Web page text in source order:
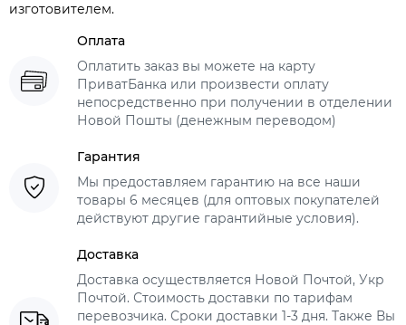
изготовителем.
Оплата
Оплатить заказ вы можете на карту
ПриватБанка или произвести оплату
непосредственно при получении в отделении
Новой Пошты (денежным переводом)
Гарантия
Мы предоставляем гарантию на все наши
товары 6 месяцев (для оптовых покупателей
действуют другие гарантийные условия).
Доставка
Доставка осуществляется Новой Почтой, Укр
Почтой. Стоимость доставки по тарифам
перевозчика. Сроки доставки 1-3 дня. Также Вы